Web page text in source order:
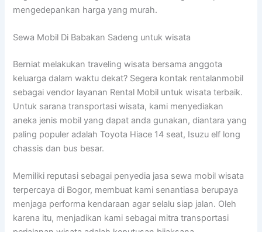
mengedepankan harga yang murah.
Sewa Mobil Di Babakan Sadeng untuk wisata
Berniat melakukan traveling wisata bersama anggota
keluarga dalam waktu dekat? Segera kontak rentalanmobil
sebagai vendor layanan Rental Mobil untuk wisata terbaik.
Untuk sarana transportasi wisata, kami menyediakan
aneka jenis mobil yang dapat anda gunakan, diantara yang
paling populer adalah Toyota Hiace 14 seat, Isuzu elf long
chassis dan bus besar.
Memiliki reputasi sebagai penyedia jasa sewa mobil wisata
terpercaya di Bogor, membuat kami senantiasa berupaya
menjaga performa kendaraan agar selalu siap jalan. Oleh
karena itu, menjadikan kami sebagai mitra transportasi